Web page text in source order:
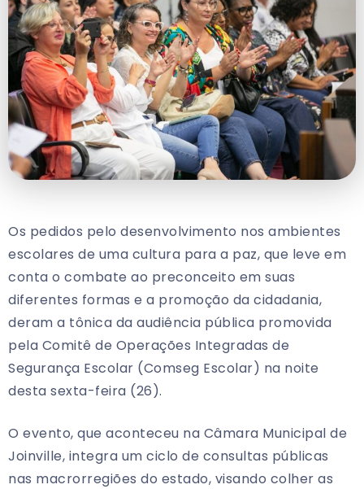
Os pedidos pelo desenvolvimento nos ambientes
escolares de uma cultura para a paz, que leve em
conta o combate ao preconceito em suas
diferentes formas e a promoção da cidadania,
deram a tônica da audiência pública promovida
pela Comitê de Operações Integradas de
Segurança Escolar (Comseg Escolar) na noite
desta sexta-feira (26).
O evento, que aconteceu na Câmara Municipal de
Joinville, integra um ciclo de consultas públicas
nas macrorregiões do estado, visando colher as